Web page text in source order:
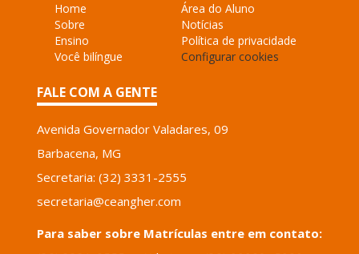
Home
Sobre
Ensino
Você bilíngue
Área do Aluno
Notícias
Política de privacidade
Configurar cookies
FALE COM A GENTE
Avenida Governador Valadares, 09
Barbacena, MG
Secretaria: (32) 3331-2555
secretaria@ceangher.com
Para saber sobre Matrículas entre em contato: